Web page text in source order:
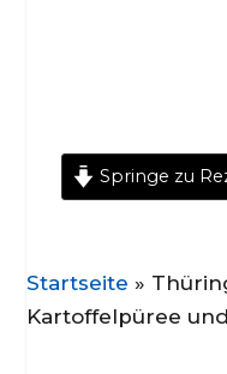
Springe zu
Startseite »
Kartoffelpüree